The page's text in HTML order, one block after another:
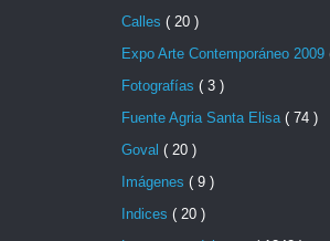
Calles ( 20 )
Expo Arte Contemporáneo 2009
Fotografías ( 3 )
Fuente Agria Santa Elisa ( 74 )
Goval ( 20 )
Imágenes ( 9 )
Indices ( 20 )